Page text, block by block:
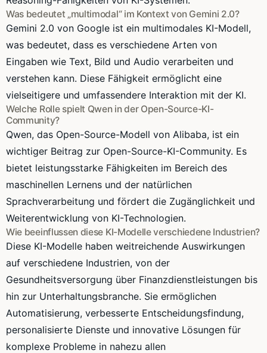
Was bedeutet „multimodal“ im Kontext von Gemini 2.0?
Gemini 2.0 von Google ist ein multimodales KI-Modell,
was bedeutet, dass es verschiedene Arten von
Eingaben wie Text, Bild und Audio verarbeiten und
verstehen kann. Diese Fähigkeit ermöglicht eine
vielseitigere und umfassendere Interaktion mit der KI.
Welche Rolle spielt Qwen in der Open-Source-KI-
Community?
Qwen, das Open-Source-Modell von Alibaba, ist ein
wichtiger Beitrag zur Open-Source-KI-Community. Es
bietet leistungsstarke Fähigkeiten im Bereich des
maschinellen Lernens und der natürlichen
Sprachverarbeitung und fördert die Zugänglichkeit und
Weiterentwicklung von KI-Technologien.
Wie beeinflussen diese KI-Modelle verschiedene Industrien?
Diese KI-Modelle haben weitreichende Auswirkungen
auf verschiedene Industrien, von der
Gesundheitsversorgung über Finanzdienstleistungen bis
hin zur Unterhaltungsbranche. Sie ermöglichen
Automatisierung, verbesserte Entscheidungsfindung,
personalisierte Dienste und innovative Lösungen für
komplexe Probleme in nahezu allen